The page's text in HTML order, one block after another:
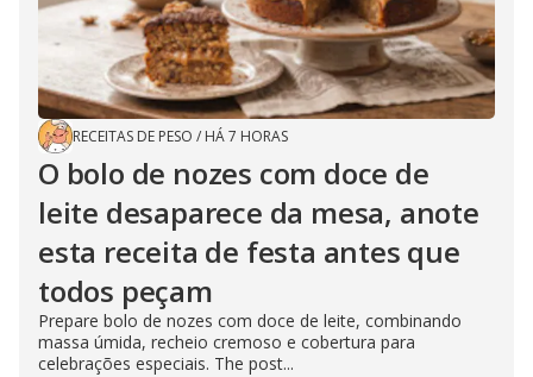
RECEITAS DE PESO / HÁ 7 HORAS
O bolo de nozes com doce de
leite desaparece da mesa, anote
esta receita de festa antes que
todos peçam
Prepare bolo de nozes com doce de leite, combinando
massa úmida, recheio cremoso e cobertura para
celebrações especiais. The post...